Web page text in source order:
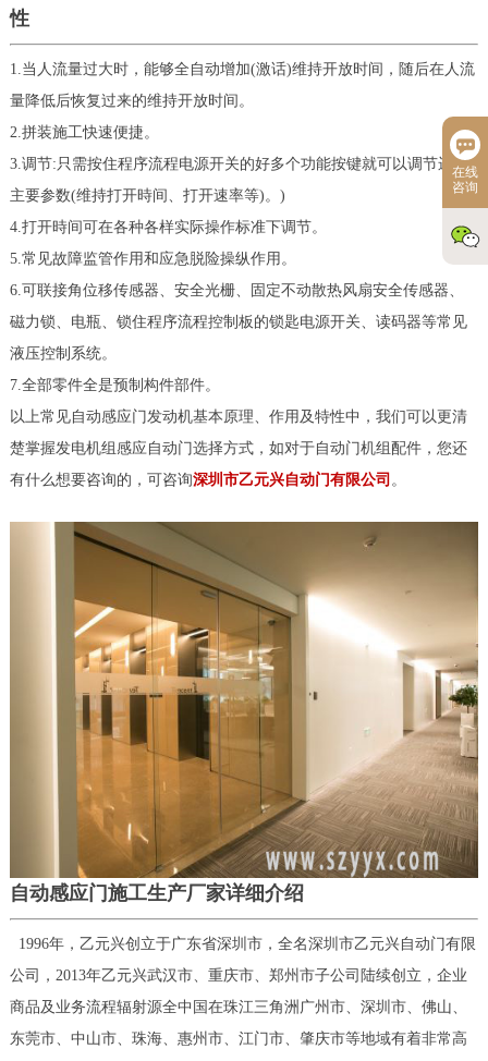
性
1.当人流量过大时，能够全自动增加(激话)维持开放时间，随后在人流
量降低后恢复过来的维持开放时间。
2.拼装施工快速便捷。
3.调节:只需按住程序流程电源开关的好多个功能按键就可以调节运作
主要参数(维持打开時间、打开速率等)。)
4.打开時间可在各种各样实际操作标准下调节。
5.常见故障监管作用和应急脱险操纵作用。
6.可联接角位移传感器、安全光栅、固定不动散热风扇安全传感器、
磁力锁、电瓶、锁住程序流程控制板的锁匙电源开关、读码器等常见
液压控制系统。
7.全部零件全是预制构件部件。
以上常见自动感应门发动机基本原理、作用及特性中，我们可以更清
楚掌握发电机组感应自动门选择方式，如对于自动门机组配件，您还
有什么想要咨询的，可咨询深圳市乙元兴自动门有限公司 。
自动感应门施工生产厂家详细介绍
1996年，乙元兴创立于广东省深圳市，全名深圳市乙元兴自动门有限
公司，2013年乙元兴武汉市、重庆市、郑州市子公司陆续创立，企业
商品及业务流程辐射源全中国在珠江三角洲广州市、深圳市、佛山、
东莞市、中山市、珠海、惠州市、江门市、肇庆市等地域有着非常高
在线
咨询